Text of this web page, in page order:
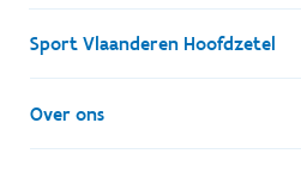
Sport Vlaanderen Hoofdzetel
Simon Bolivarlaan 17
1000 Brussel
Over ons